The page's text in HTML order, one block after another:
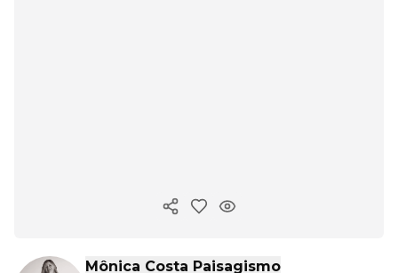
Copiar link
Mônica Costa Paisagismo